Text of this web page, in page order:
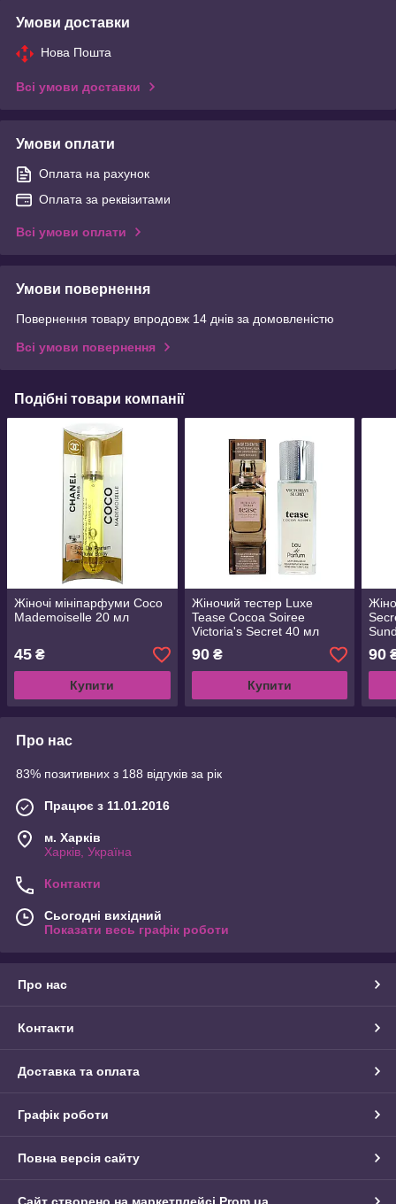
Умови доставки
Нова Пошта
Всі умови доставки
Умови оплати
Оплата на рахунок
Оплата за реквізитами
Всі умови оплати
Умови повернення
Повернення товару впродовж 14 днів за домовленістю
Всі умови повернення
Подібні товари компанії
Жіночі мініпарфуми Coco
Mademoiselle 20 мл
45 ₴
Купити
Жіночий тестер Luxe
Tease Cocoa Soiree
Victoria's Secret 40 мл
90₴
Купити
90
Про нас
83% позитивних з 188 відгуків за рік
Працює з 11.01.2016
м. Харків
Харків, Україна
Контакти
Сьогодні вихідний
Показати весь графік роботи
Про нас
Контакти
Доставка та оплата
Графік роботи
Повна версія сайту